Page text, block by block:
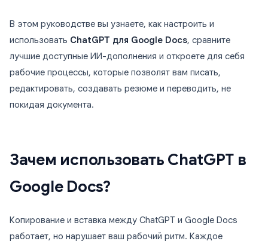
В этом руководстве вы узнаете, как настроить и
использовать ChatGPT для Google Docs, сравните
лучшие доступные ИИ-дополнения и откроете для себя
рабочие процессы, которые позволят вам писать,
редактировать, создавать резюме и переводить, не
покидая документа.
Зачем использовать ChatGPT в
Google Docs?
Копирование и вставка между ChatGPT и Google Docs
работает, но нарушает ваш рабочий ритм. Каждое